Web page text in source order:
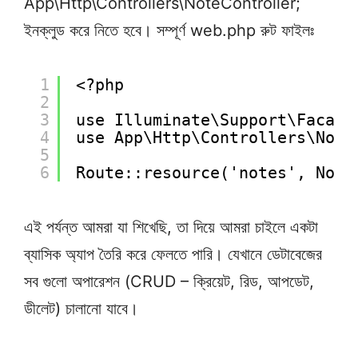
ইনক্লুড করে নিতে হবে। সম্পূর্ণ web.php রুট ফাইলঃ
1
2
3
4
5
6
<?php
use
use
Route::resource('notes',
এই পর্যন্ত আমরা যা শিখেছি, তা দিয়ে আমরা চাইলে একটা
ব্যাসিক অ্যাপ তৈরি করে ফেলতে পারি। যেখানে ডেটাবেজের
সব গুলো অপারেশন (CRUD – ক্রিয়েট, রিড, আপডেট,
ডীলেট) চালানো যাবে।